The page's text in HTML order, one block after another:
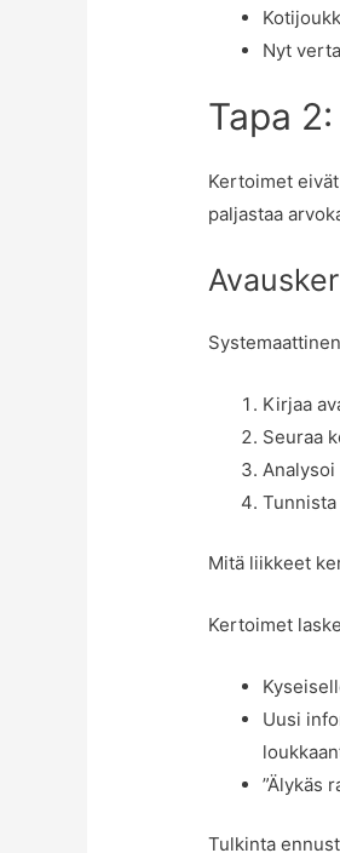
Nyt
Tapa
Kertoimet
paljastaa
Kirjaa
Seuraa
Mitä liikkeet
Kertoimet
Uusi
”Älykäs
Tulkinta